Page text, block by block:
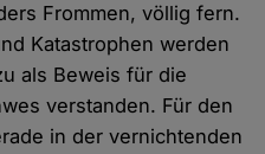
Frommen, völlig fern.
Katastrophen werden
als Beweis für die
verstanden. Für den
in der vernichtenden